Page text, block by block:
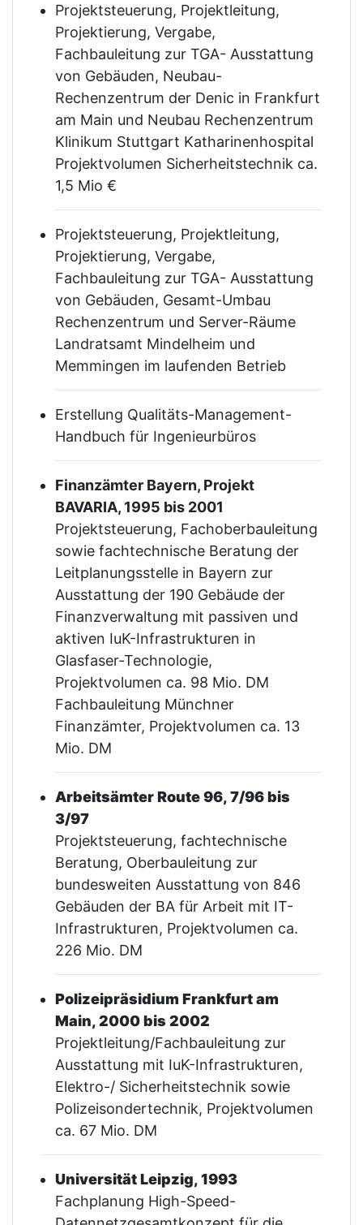
Projektsteuerung, Projektleitung,
Projektierung, Vergabe,
Fachbauleitung zur TGA- Ausstattung
von Gebäuden, Neubau-
Rechenzentrum der Denic in Frankfurt
am Main und Neubau Rechenzentrum
Klinikum Stuttgart Katharinenhospital
Projektvolumen Sicherheitstechnik ca.
1,5 Mio €
Projektsteuerung, Projektleitung,
Projektierung, Vergabe,
Fachbauleitung zur TGA- Ausstattung
von Gebäuden, Gesamt-Umbau
Rechenzentrum und Server-Räume
Landratsamt Mindelheim und
Memmingen im laufenden Betrieb
Erstellung Qualitäts-Management-
Handbuch für Ingenieurbüros
Finanzämter Bayern, Projekt
BAVARIA, 1995 bis 2001
Projektsteuerung, Fachoberbauleitung
sowie fachtechnische Beratung der
Leitplanungsstelle in Bayern zur
Ausstattung der 190 Gebäude der
Finanzverwaltung mit passiven und
aktiven IuK-Infrastrukturen in
Glasfaser-Technologie,
Projektvolumen ca. 98 Mio. DM
Fachbauleitung Münchner
Finanzämter, Projektvolumen ca. 13
Mio. DM
Arbeitsämter Route 96, 7/96 bis
3/97
Projektsteuerung, fachtechnische
Beratung, Oberbauleitung zur
bundesweiten Ausstattung von 846
Gebäuden der BA für Arbeit mit IT-
Infrastrukturen, Projektvolumen ca.
226 Mio. DM
Polizeipräsidium Frankfurt am
Main, 2000 bis 2002
Projektleitung/Fachbauleitung zur
Ausstattung mit IuK-Infrastrukturen,
Elektro-/ Sicherheitstechnik sowie
Polizeisondertechnik, Projektvolumen
ca. 67 Mio. DM
Universität Leipzig, 1993
Fachplanung High-Speed-